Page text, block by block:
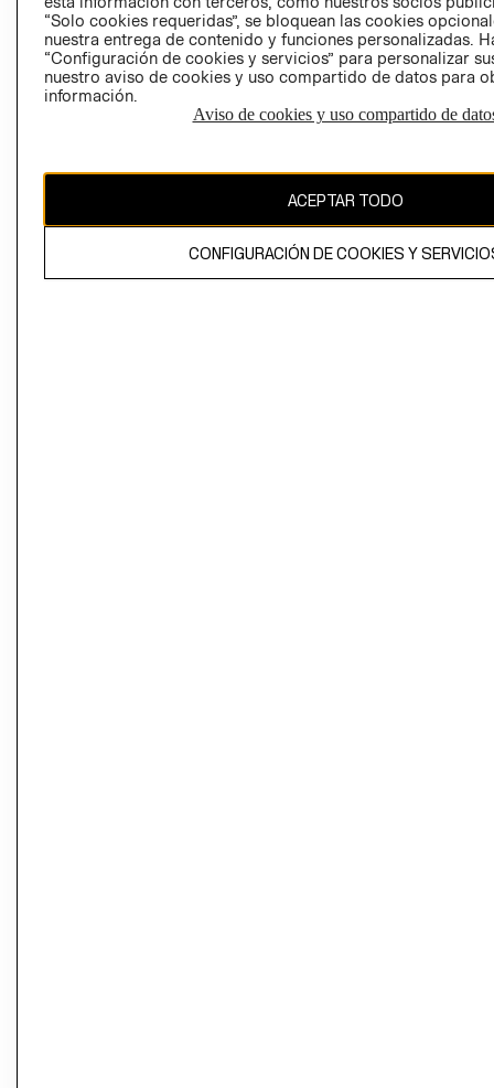
CAMBIAR REGIÓN
El contenido de esta página web está protegido por copyright y es
“Solo cookies requeridas”, se bloquean las cookies
nuestra entrega de contenido y funciones personalizadas.
“Configuración de cookies y servicios” para personalizar
nuestro aviso de cookies y uso compartido de datos para
información.
Aviso de cookies y uso compartido de
ACEPTAR TODO
CONFIGURACIÓN DE COOKIES Y